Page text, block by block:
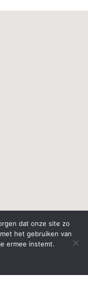
dat onze site zo
het gebruiken van
ermee instemt.